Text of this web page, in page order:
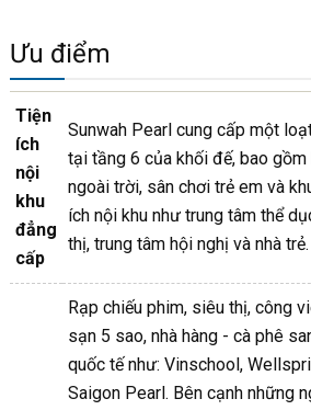
Ưu điểm
Tiện
ích
nội
khu
đẳng
cấp
Sunwah Pearl cung cấp một
tại tầng 6 của khối đế, bao gồm
ngoài trời, sân chơi trẻ em và
ích nội khu như trung tâm thể
thị, trung tâm hội nghị và nhà trẻ.
Rạp chiếu phim, siêu thị, công
sạn 5 sao, nhà hàng - cà phê
quốc tế như: Vinschool,
Saigon Pearl. Bên cạnh những